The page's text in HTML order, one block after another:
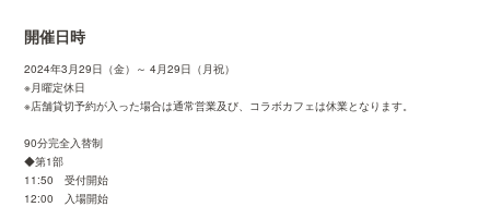
開催日時
2024年3月29日（金）～ 4月29日（月祝）
※月曜定休日
※店舗貸切予約が入った場合は通常営業及び、コラボカフェは休業となります。
90分完全入替制
◆第1部
11:50 受付開始
12:00 入場開始